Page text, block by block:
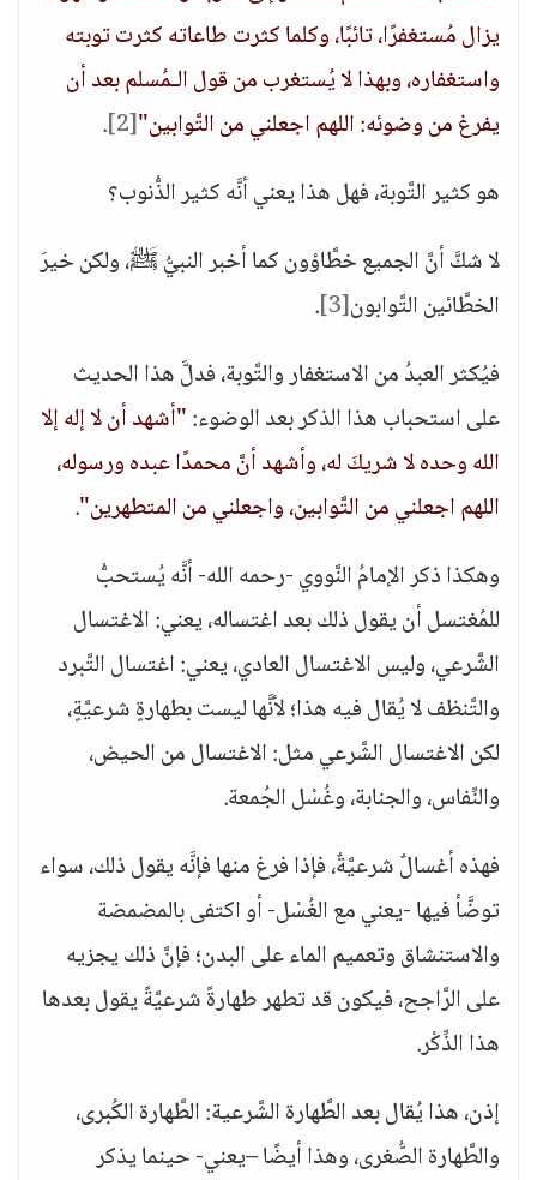
يزال مُستغفرًا، تائبًا، وكلما كثرت طاعاته كثرت توبته
واستغفاره، وبهذا لا يُستغرب من قول الـمُسلم بعد أن
يفرغ من وضوئه: اللهم اجعلني من التَّوابين"[2]
.
هو كثير التَّوبة، فهل هذا يعني أنَّه كثير الذُّنوب؟
لا شكَّ أنَّ الجميع خطَّاؤون كما أخبر النبيُّ ﷺ، ولكن خيرَ
الخطَّائين التَّوابون[3]
.
فيُكثر العبدُ من الاستغفار والتَّوبة، فدلَّ هذا الحديث
على استحباب هذا الذكر بعد الوضوء:"أشهد أن لا إله إلا
الله وحده لا شريكَ له، وأشهد أنَّ محمدًا عبده ورسوله،
اللهم اجعلني من التَّوابين، واجعلني من المتطهرين".
وهكذا ذكر الإمامُ النَّووي -رحمه الله- أنَّه يُستحبُّ
للمُغتسل أن يقول ذلك بعد اغتساله، يعني: الاغتسال
الشَّرعي، وليس الاغتسال العادي، يعني: اغتسال التَّبرد
والتَّنظف لا يُقال فيه هذا؛ لأنَّها ليست بطهارةٍ شرعيَّةٍ،
لكن الاغتسال الشَّرعي مثل: الاغتسال من الحيض،
والنِّفاس، والجنابة، وغُسْل الجُمعة.
فهذه أغسالٌ شرعيَّةٌ، فإذا فرغ منها فإنَّه يقول ذلك، سواء
توضَّأ فيها -يعني مع الغُسْل- أو اكتفى بالمضمضة
والاستنشاق وتعميم الماء على البدن؛ فإنَّ ذلك يجزيه
على الرَّاجح، فيكون قد تطهر طهارةً شرعيَّةً يقول بعدها
هذا الذِّكْر.
إذن، هذا يُقال بعد الطَّهارة الشَّرعية: الطَّهارة الكُبرى،
والطَّهارة الصُّغرى، وهذا أيضًا –يعني- حينما يذكر